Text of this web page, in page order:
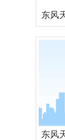
东风
东风